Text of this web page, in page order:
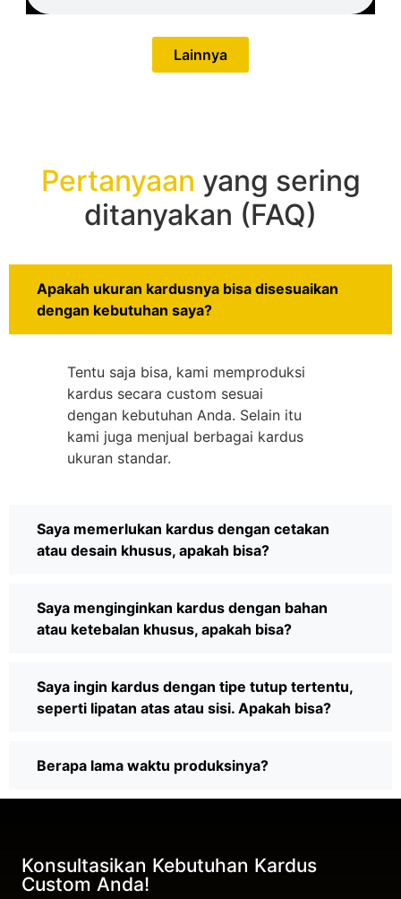
Lainnya
Pertanyaan yang sering
ditanyakan (FAQ)
Apakah ukuran kardusnya bisa disesuaikan
dengan kebutuhan saya?
Tentu saja bisa, kami memproduksi
kardus secara custom sesuai
dengan kebutuhan Anda. Selain itu
kami juga menjual berbagai kardus
ukuran standar.
Saya memerlukan kardus dengan cetakan
atau desain khusus, apakah bisa?
Saya menginginkan kardus dengan bahan
atau ketebalan khusus, apakah bisa?
Saya ingin kardus dengan tipe tutup tertentu,
seperti lipatan atas atau sisi. Apakah bisa?
Berapa lama waktu produksinya?
Konsultasikan Kebutuhan Kardus
Custom Anda!